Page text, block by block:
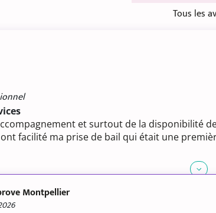
Tous les
et surtout de la disponibilité
facilité ma prise de bail qui était une
Montpellier